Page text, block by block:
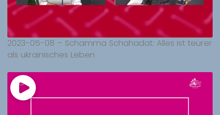
2023-05-08 – Schamma Schahadat: Alles ist teurer
als ukrainisches Leben